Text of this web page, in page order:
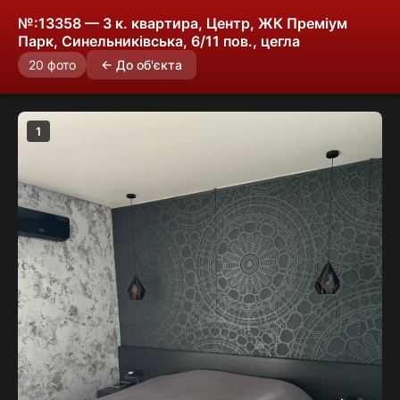
№:13358 — 3 к. квартира, Центр, ЖК Преміум
Парк, Синельниківська, 6/11 пов., цегла
20 фото ← До об'єкта
1